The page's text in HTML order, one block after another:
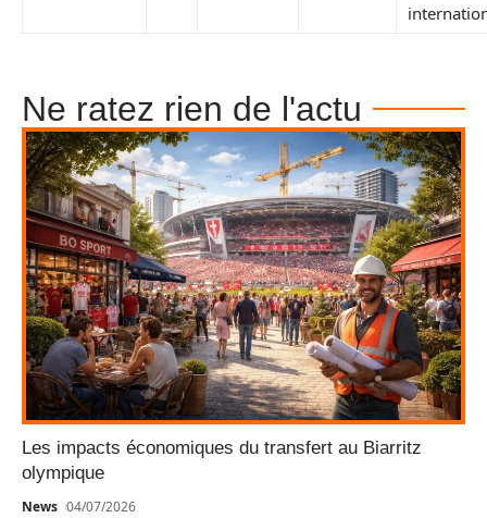
Ne ratez rien de l'actu
Les impacts économiques du transfert au Biarritz
olympique
News 04/07/2026